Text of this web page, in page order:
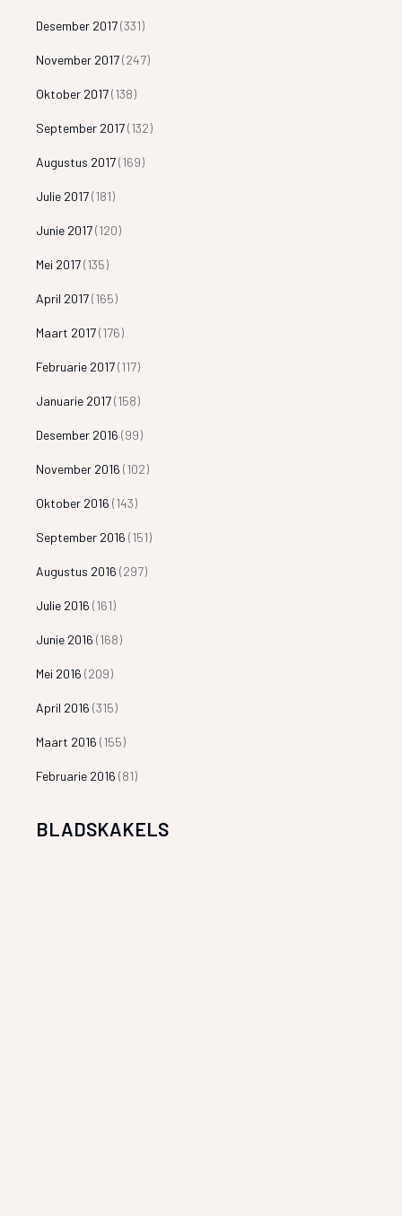
Desember 2017(331)
November 2017(247)
Oktober 2017(138)
September 2017(132)
Augustus 2017(169)
Julie 2017(181)
Junie 2017(120)
Mei 2017(135)
April 2017(165)
Maart 2017(176)
Februarie 2017(117)
Januarie 2017(158)
Desember 2016 (99)
November 2016 (102)
Oktober 2016 (143)
September 2016 (151)
Augustus 2016 (297)
Julie 2016 (161)
Junie 2016 (168)
Mei 2016 (209)
April 2016 (315)
Maart 2016 (155)
Februarie 2016 (81)
BLADSKAKELS